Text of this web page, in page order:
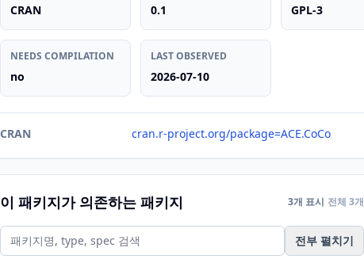
CRAN 0.1 GPL-3
NEEDS COMPILATION
no
LAST OBSERVED
2026-07-10
CRAN cran.r-project.org/package=ACE.CoCo
이 패키지가 의존하는 패키지 3개 표시 전체 3개
전부 펼치기